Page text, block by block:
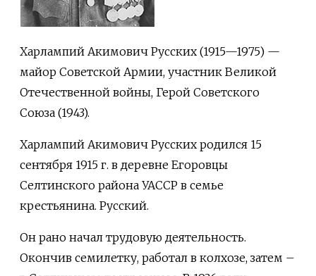
Харлампий Акимович Русских (1915—1975) —
майор Советской Армии, участник Великой
Отечественной войны, Герой Советского
Союза (1943).
Харлампий Акимович Русских родился 15
сентября 1915 г. в деревне Егоровцы
Селтинского района УАССР в семье
крестьянина. Русский.
Он рано начал трудовую деятельность.
Окончив семилетку, работал в колхозе, затем –